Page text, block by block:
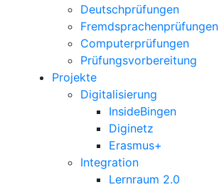
Deutschprüfungen
Fremdsprachenprüfungen
Computerprüfungen
Prüfungsvorbereitung
Projekte
Digitalisierung
InsideBingen
Diginetz
Erasmus+
Integration
Lernraum 2.0